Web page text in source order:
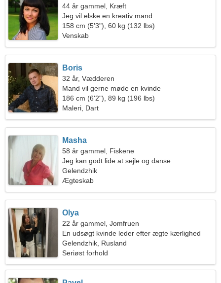
44 år gammel, Kræft
Jeg vil elske en kreativ mand
158 cm (5'3"), 60 kg (132 lbs)
Venskab
Boris
32 år, Vædderen
Mand vil gerne møde en kvinde
186 cm (6'2"), 89 kg (196 lbs)
Maleri, Dart
Masha
58 år gammel, Fiskene
Jeg kan godt lide at sejle og danse
Gelendzhik
Ægteskab
Olya
22 år gammel, Jomfruen
En udsøgt kvinde leder efter ægte kærlighed
Gelendzhik, Rusland
Seriøst forhold